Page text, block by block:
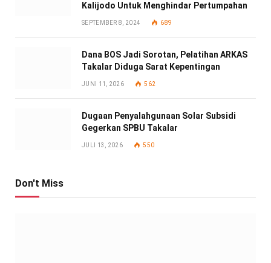
Kalijodo Untuk Menghindar Pertumpahan
SEPTEMBER 8, 2024 689
Dana BOS Jadi Sorotan, Pelatihan ARKAS
Takalar Diduga Sarat Kepentingan
JUNI 11, 2026 562
Dugaan Penyalahgunaan Solar Subsidi
Gegerkan SPBU Takalar
JULI 13, 2026 550
Don't Miss